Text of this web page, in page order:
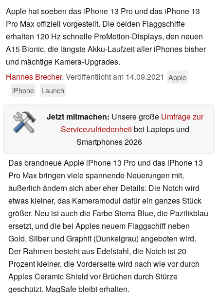
Apple hat soeben das iPhone 13 Pro und das iPhone 13
Pro Max offiziell vorgestellt. Die beiden Flaggschiffe
erhalten 120 Hz schnelle ProMotion-Displays, den neuen
A15 Bionic, die längste Akku-Laufzeit aller iPhones bisher
und mächtige Kamera-Upgrades.
Hannes Brecher, Veröffentlicht am 14.09.2021 Apple
iPhone
Launch
Jetzt mitmachen: Unsere große Umfrage zur
Servicezufriedenheitbei Laptops und
Smartphones 2026
Das brandneue Apple iPhone 13 Pro und das iPhone 13
Pro Max bringen viele spannende Neuerungen mit,
äußerlich ändern sich aber eher Details: Die Notch wird
etwas kleiner, das Kameramodul dafür ein ganzes Stück
größer. Neu ist auch die Farbe Sierra Blue, die Pazifikblau
ersetzt, und die bei Apples neuem Flaggschiff neben
Gold, Silber und Graphit (Dunkelgrau) angeboten wird.
Der Rahmen besteht aus Edelstahl, die Notch ist 20
Prozent kleiner, die Vorderseite wird nach wie vor durch
Apples Ceramic Shield vor Brüchen durch Stürze
geschützt. MagSafe bleibt erhalten.